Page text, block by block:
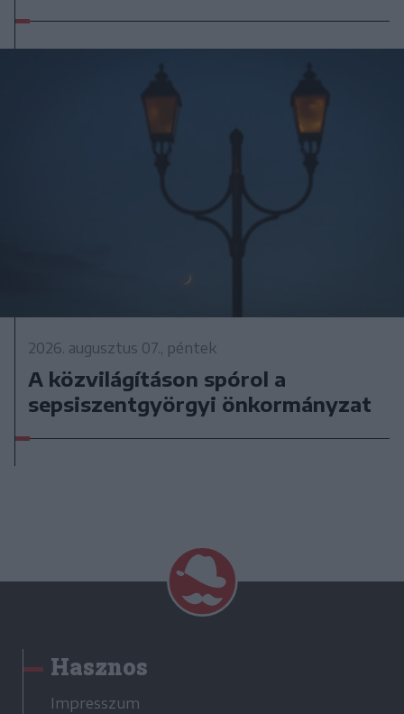
2026. augusztus 07., péntek
A közvilágításon spórol a
sepsiszentgyörgyi önkormányzat
Hasznos
Impresszum